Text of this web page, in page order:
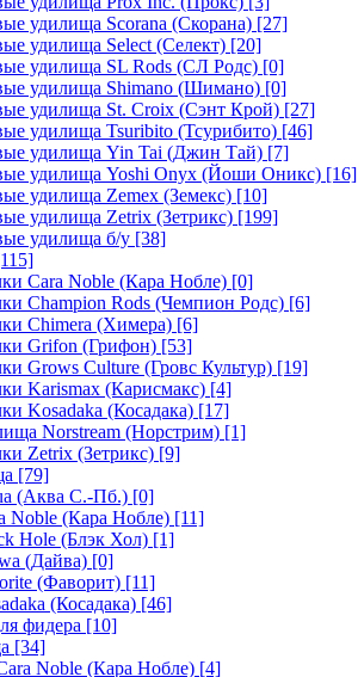
удилища Scorana (Скорана) [27]
удилища Select (Селект) [20]
удилища SL Rods (СЛ Родс) [0]
удилища Shimano (Шимано) [0]
удилища St. Croix (Сэнт Крой) [27]
удилища Tsuribito (Тсурибито) [46]
удилища Yin Tai (Джин Тай) [7]
удилища Yoshi Onyx (Йоши Оникс) [16]
удилища Zemex (Земекс) [10]
удилища Zetrix (Зетрикс) [199]
удилища б/у [38]
Cara Noble (Кара Нобле) [0]
Champion Rods (Чемпион Родс) [6]
Chimera (Химера) [6]
Grifon (Грифон) [53]
Grows Culture (Гровс Культур) [19]
Karismax (Карисмакс) [4]
Kosadaka (Косадака) [17]
Norstream (Норстрим) [1]
Zetrix (Зетрикс) [9]
[79]
(Аква С.-Пб.) [0]
Noble (Кара Нобле) [11]
Hole (Блэк Хол) [1]
(Дайва) [0]
(Фаворит) [11]
(Косадака) [46]
фидера [10]
[34]
Noble (Кара Нобле) [4]